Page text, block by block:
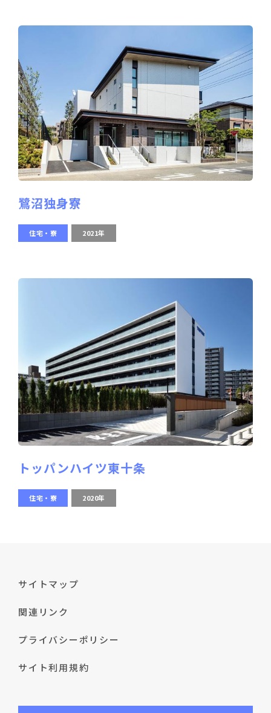
鷺沼独身寮
住宅・寮 2021年
トッパンハイツ東十条
住宅・寮 2020年
サイトマップ
関連リンク
プライバシーポリシー
サイト利用規約